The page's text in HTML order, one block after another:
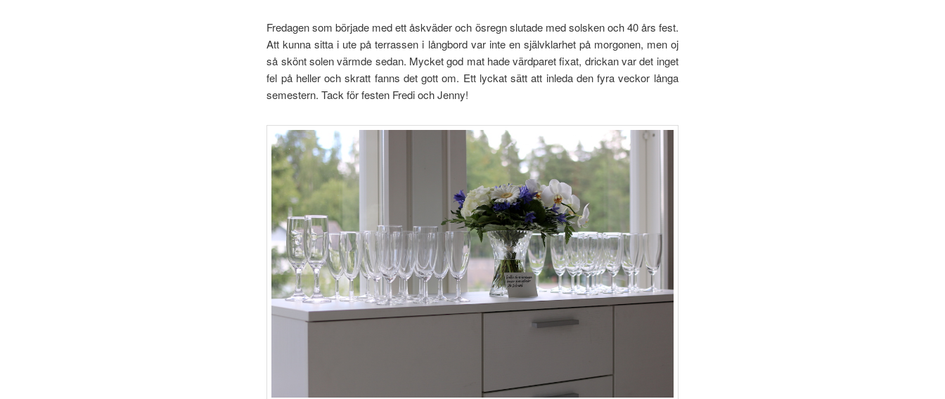
Fredagen som började med ett åskväder och ösregn slutade med solsken och 40 års fest.
Att kunna sitta i ute på terrassen i långbord var inte en självklarhet på morgonen, men oj
så skönt solen värmde sedan. Mycket god mat hade värdparet fixat, drickan var det inget
fel på heller och skratt fanns det gott om. Ett lyckat sätt att inleda den fyra veckor långa
semestern. Tack för festen Fredi och Jenny!